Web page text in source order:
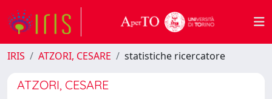
IRIS ATZORI, CESARE statistiche ricercatore
ATZORI, CESARE